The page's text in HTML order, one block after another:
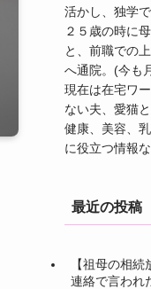
活かし、独学
２５歳の時に
と、前職での
へ通院。(今も
現在は在宅ワ
ない夫、愛猫
健康、美容、
に役立つ情報
最近の投稿
【祖母の相
連絡で言われ